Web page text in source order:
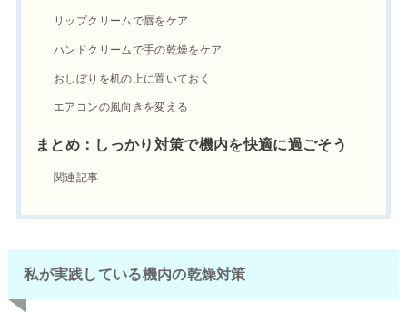
リップクリームで唇をケア
ハンドクリームで手の乾燥をケア
おしぼりを机の上に置いておく
エアコンの風向きを変える
まとめ：しっかり対策で機内を快適に過ごそう
関連記事
私が実践している機内の乾燥対策